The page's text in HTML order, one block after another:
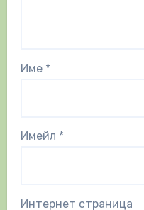
Име *
Имейл *
Интернет страница